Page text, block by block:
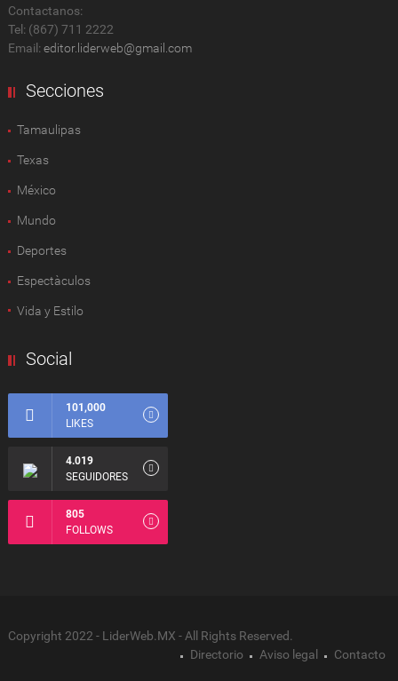
Contactanos:
Tel: (867) 711 2222
Email: editor.liderweb@gmail.com
Secciones
Tamaulipas
Texas
México
Mundo
Deportes
Espectàculos
Vida y Estilo
Social
101,000
LIKES
4.019
SEGUIDORES
805
FOLLOWS
Copyright 2022 - LiderWeb.MX - All Rights Reserved.
Directorio
Aviso legal Contacto